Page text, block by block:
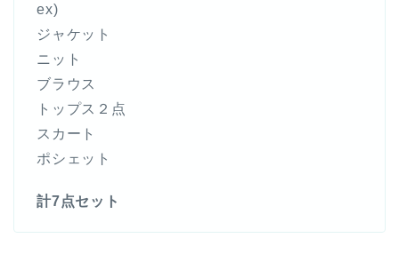
ex)
ジャケット
ニット
ブラウス
トップス２点
スカート
ポシェット
計7点セット